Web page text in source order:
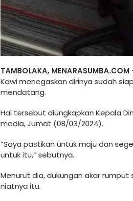
TAMBOLAKA, MENARASUMBA.COM
Kawi menegaskan dirinya sudah
mendatang.
Hal tersebut diungkapkan Kepala
media, Jumat (08/03/2024).
“Saya pastikan untuk maju dan
untuk itu,” sebutnya.
Menurut dia, dukungan akar
niatnya itu.